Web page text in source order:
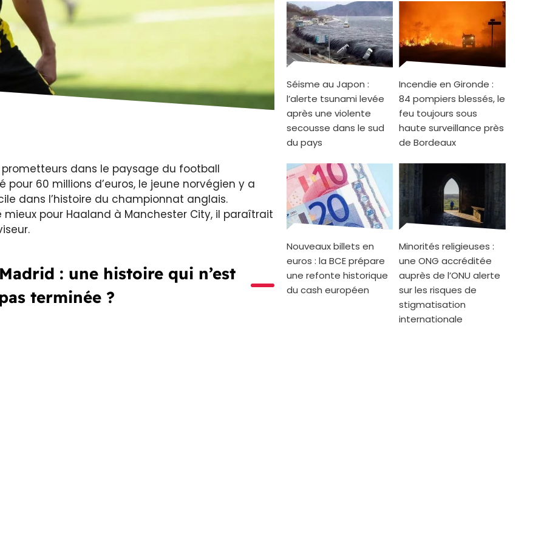
dans le paysage du football
60 millions d’euros, le jeune norvégien y a
dans l’histoire du championnat anglais.
pour Haaland à Manchester City, il paraîtrait
: une histoire qui n’est
terminée ?
Séisme au Japon :
l’alerte tsunami levée
après une violente
secousse dans le sud
du pays
Incendie en Gironde :
84 pompiers blessés, le
feu toujours sous
haute surveillance près
de Bordeaux
Nouveaux billets en
euros : la BCE prépare
une refonte historique
du cash européen
Minorités religieuses :
une ONG accréditée
auprès de l’ONU alerte
sur les risques de
stigmatisation
internationale